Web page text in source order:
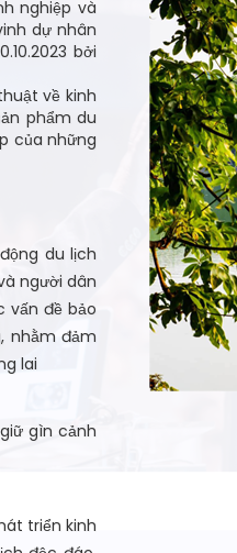
nghiệp và
dự nhân
bởi
về kinh
phẩm du
của những
du lịch
người dân
vấn đề bảo
nhằm đảm
lai
gìn cảnh
triển kinh